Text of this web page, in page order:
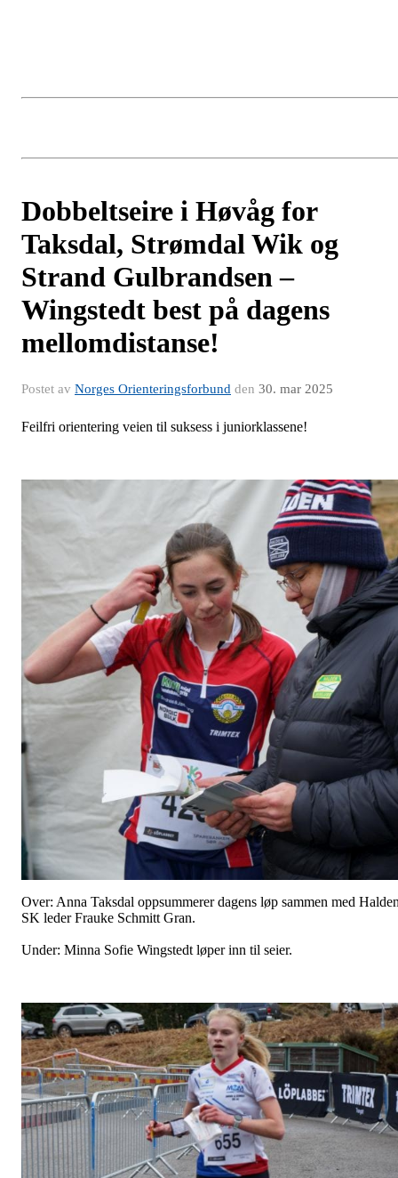
Dobbeltseire i Høvåg for
Taksdal, Strømdal Wik og
Strand Gulbrandsen –
Wingstedt best på dagens
mellomdistanse!
Postet av Norges Orienteringsforbund den 30. mar 2025
Feilfri orientering veien til suksess i juniorklassene!
Over: Anna Taksdal oppsummerer dagens løp sammen med
SK leder Frauke Schmitt Gran.
Under: Minna Sofie Wingstedt løper inn til seier.